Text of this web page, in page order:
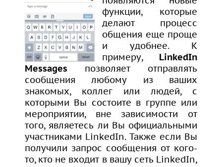
функции, которые
делают процесс
общения еще проще
и удобнее. К
примеру, LinkedIn
Messages позволяет отправлять
сообщения любому из ваших
знакомых, коллег или людей, с
которыми Вы состоите в группе или
мероприятии, вне зависимости от
того, являетесь ли Вы официальными
участниками LinkedIn. Также если Вы
получили запрос сообщения от кого-
то, кто не входит в вашу сеть LinkedIn,